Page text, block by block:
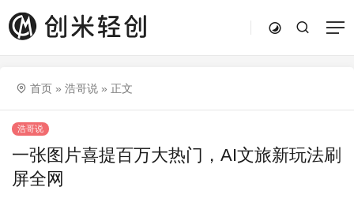
首页 » 浩哥说 » 正文
浩哥说
一张图片喜提百万大热门，AI文旅新玩法刷
屏全网